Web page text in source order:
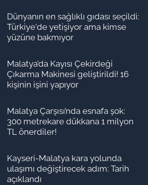
Dünyanın en sağlıklı gıdası seçildi:
Türkiye'de yetişiyor ama kimse
yüzüne bakmıyor
Malatya’da Kayısı Çekirdeği
Çıkarma Makinesi geliştirildi! 16
kişinin işini yapıyor
Malatya Çarşısı’nda esnafa şok:
300 metrekare dükkana 1 milyon
TL önerdiler!
Kayseri-Malatya kara yolunda
ulaşımı değiştirecek adım: Tarih
açıklandı